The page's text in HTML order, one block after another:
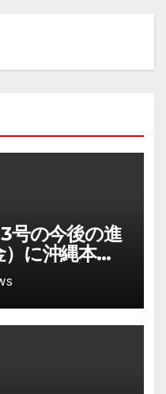
号の今後の進
に沖縄本島
部の家屋が
る猛烈な風が
ライムオンラ